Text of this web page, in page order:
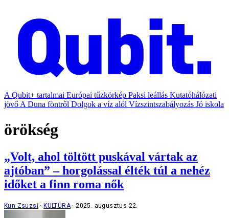
A Qubit+ tartalmai Európai tűzkörkép Paksi leállás Kutatóhálózati
jövő A Duna föntről Dolgok a víz alól Vízszintszabályozás Jó iskola
örökség
„Volt, ahol töltött puskával vártak az
ajtóban” – horgolással élték túl a nehéz
időket a finn roma nők
Kun Zsuzsi KULTÚRA 2025. augusztus 22.